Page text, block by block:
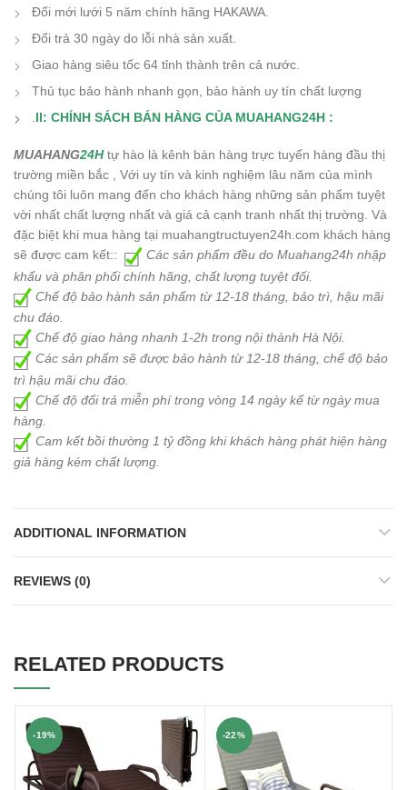
Đổi mới lưới 5 năm chính hãng HAKAWA.
Đổi trả 30 ngày do lỗi nhà sản xuất.
Giao hàng siêu tốc 64 tỉnh thành trên cả nước.
Thủ tục bảo hành nhanh gọn, bảo hành uy tín chất lượng
.II: CHÍNH SÁCH BÁN HÀNG CỦA MUAHANG24H :
MUAHANG24Htự hào là kênh bán hàng trực tuyến hàng đầu thị
trường miền bắc , Với uy tín và kinh nghiệm lâu năm của mình
chúng tôi luôn mang đến cho khách hàng những sản phẩm tuyệt
vời nhất chất lượng nhất và giá cả cạnh tranh nhất thị trường. Và
đặc biệt khi mua hàng tại muahangtructuyen24h.com khách hàng
sẽ được cam kết::
Các sản phẩm đều do Muahang24h nhập
khẩu và phân phối chính hãng, chất lượng tuyệt đối.
Chế độ bảo hành sản phẩm từ 12-18 tháng, bảo trì, hậu mãi
chu đáo.
Chế độ giao hàng nhanh 1-2h trong nội thành Hà Nội.
Các sản phẩm sẽ được bảo hành từ 12-18 tháng, chế độ bảo
trì hậu mãi chu đáo.
Chế độ đổi trả miễn phí trong vòng 14 ngày kể từ ngày mua
hàng.
Cam kết bồi thường 1 tỷ đồng khi khách hàng phát hiện hàng
giả hàng kém chất lượng.
ADDITIONAL INFORMATION
REVIEWS (0)
RELATED PRODUCTS
-19% -22%